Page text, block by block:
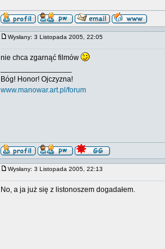
Wysłany: 3 Listopada 2005, 22:05
nie chca zgarnąć filmów
Bóg! Honor! Ojczyzna!
www.manowar.art.pl/forum
Wysłany: 3 Listopada 2005, 22:13
No, a ja już się z listonoszem dogadałem.